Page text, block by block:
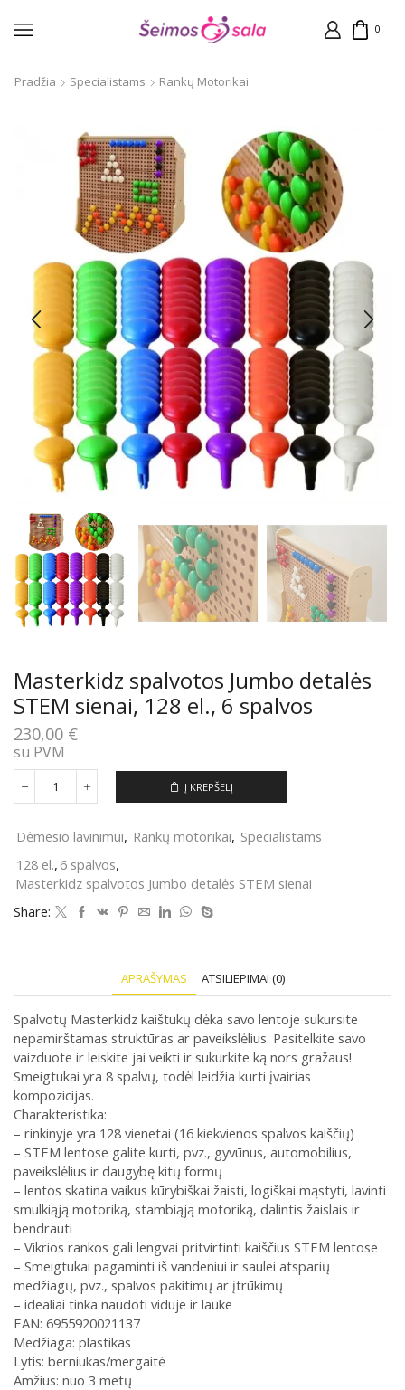
0
Pradžia Specialistams Rankų Motorikai
Masterkidz spalvotos Jumbo detalės
STEM sienai, 128 el., 6 spalvos
230,00 €
su PVM
produkto
spalvotos
Jumbo
detalės
STEM
sienai,
Į KREPŠELĮ
Dėmesio lavinimui, Rankų motorikai, Specialistams
128 el., 6 spalvos,
Masterkidz spalvotos Jumbo detalės STEM sienai
Share:
APRAŠYMAS ATSILIEPIMAI (0)
Spalvotų Masterkidz kaištukų dėka savo lentoje sukursite
nepamirštamas struktūras ar paveikslėlius. Pasitelkite savo
vaizduote ir leiskite jai veikti ir sukurkite ką nors gražaus!
Smeigtukai yra 8 spalvų, todėl leidžia kurti įvairias
kompozicijas.
Charakteristika:
– rinkinyje yra 128 vienetai (16 kiekvienos spalvos kaiščių)
– STEM lentose galite kurti, pvz., gyvūnus, automobilius,
paveikslėlius ir daugybę kitų formų
– lentos skatina vaikus kūrybiškai žaisti, logiškai mąstyti, lavinti
smulkiąją motoriką, stambiąją motoriką, dalintis žaislais ir
bendrauti
– Vikrios rankos gali lengvai pritvirtinti kaiščius STEM lentose
– Smeigtukai pagaminti iš vandeniui ir saulei atsparių
medžiagų, pvz., spalvos pakitimų ar įtrūkimų
– idealiai tinka naudoti viduje ir lauke
EAN: 6955920021137
Medžiaga: plastikas
Lytis: berniukas/mergaitė
Amžius: nuo 3 metų